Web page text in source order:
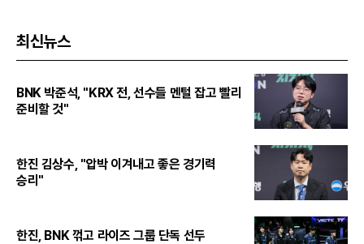
최신뉴스
BNK 박준석, "KRX 전, 선수들 멘털 잡고 빨리
준비할 것"
한진 김상수, "압박 이겨내고 좋은 경기력
승리"
한진, BNK 꺾고 라이즈 그룹 단독 선두